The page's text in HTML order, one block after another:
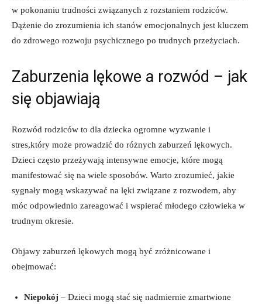
w pokonaniu ⁣trudności związanych z​ rozstaniem rodziców.
Dążenie do zrozumienia ich‌ stanów emocjonalnych⁣ jest kluczem
do​ zdrowego rozwoju⁢ psychicznego po ⁢trudnych przeżyciach.
Zaburzenia lękowe a ​rozwód ⁤– jak
się objawiają
Rozwód⁣ rodziców to​ dla dziecka ogromne wyzwanie i⁢
stres,który może prowadzić ⁢do różnych⁢ zaburzeń ‌lękowych.
Dzieci ‌często​ przeżywają intensywne emocje, które mogą
manifestować się na wiele sposobów. Warto zrozumieć, jakie
sygnały mogą wskazywać na lęki‌ związane z rozwodem, aby
móc odpowiednio zareagować i wspierać‍ młodego ​człowieka w
trudnym okresie.
Objawy zaburzeń lękowych​ mogą⁣ być ​zróżnicowane ⁢i
obejmować:
Niepokój –​ Dzieci mogą stać​ się nadmiernie zmartwione